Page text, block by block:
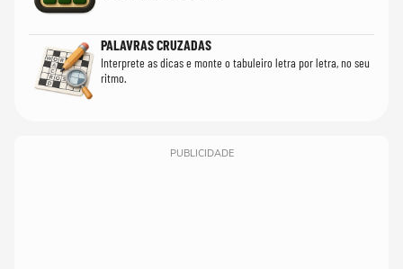
PALAVRAS CRUZADAS
Interprete as dicas e monte o tabuleiro letra por letra, no seu
ritmo.
PUBLICIDADE